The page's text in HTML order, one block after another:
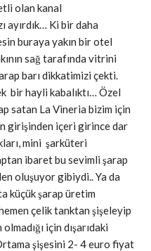
olan kanal
ayırdık… Ki bir daha
buraya yakın bir otel
sağ tarafında vitrini
barı dikkatimizi çekti.
bir hayli kabalıktı… Özel
satan La Vineria bizim için
girişinden içeri girince dar
mini şarküteri
ibaret bu sevimli şarap
oluşuyor gibiydi.. Ya da
küçük şarap üretim
çelik tanktan şişeleyip
için dışarıdaki
şişesini 2- 4 euro fiyat